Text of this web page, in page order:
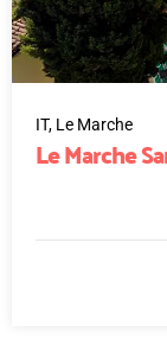
IT, Le Marche
Le Marche